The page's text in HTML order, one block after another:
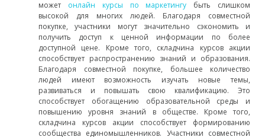
может онлайн курсы по маркетингу быть слишком
высокой для многих людей. Благодаря совместной
покупке, участники могут значительно сэкономить и
получить доступ к ценной информации по более
доступной цене. Кроме того, складчина курсов акции
способствует распространению знаний и образования.
Благодаря совместной покупке, большее количество
людей имеют возможность изучать новые темы,
развиваться и повышать свою квалификацию. Это
способствует обогащению образовательной среды и
повышению уровня знаний в обществе. Кроме того,
складчина курсов акции способствует формированию
сообщества единомышленников. Участники совместной